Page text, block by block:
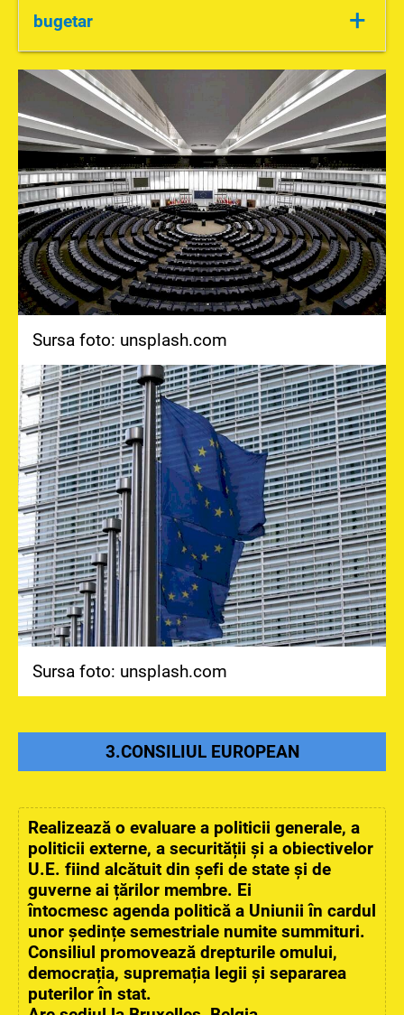
-controlează toate instituțiile Uniunii
Europene
-alege Președintele Comisiei Europene
bugetar +
-stabilește bugetul
-votează bugetul
Sursa foto: unsplash.com
Sursa foto: unsplash.com
3.CONSILIUL EUROPEAN
Realizează o evaluare a politicii generale, a
politicii externe, a securității și a obiectivelor
U.E. fiind alcătuit din șefi de state și de
guverne ai țărilor membre. Ei
întocmesc agenda politică a Uniunii în cardul
unor ședințe semestriale numite summituri.
Consiliul promovează drepturile omului,
democrația, supremația legii și separarea
puterilor în stat.